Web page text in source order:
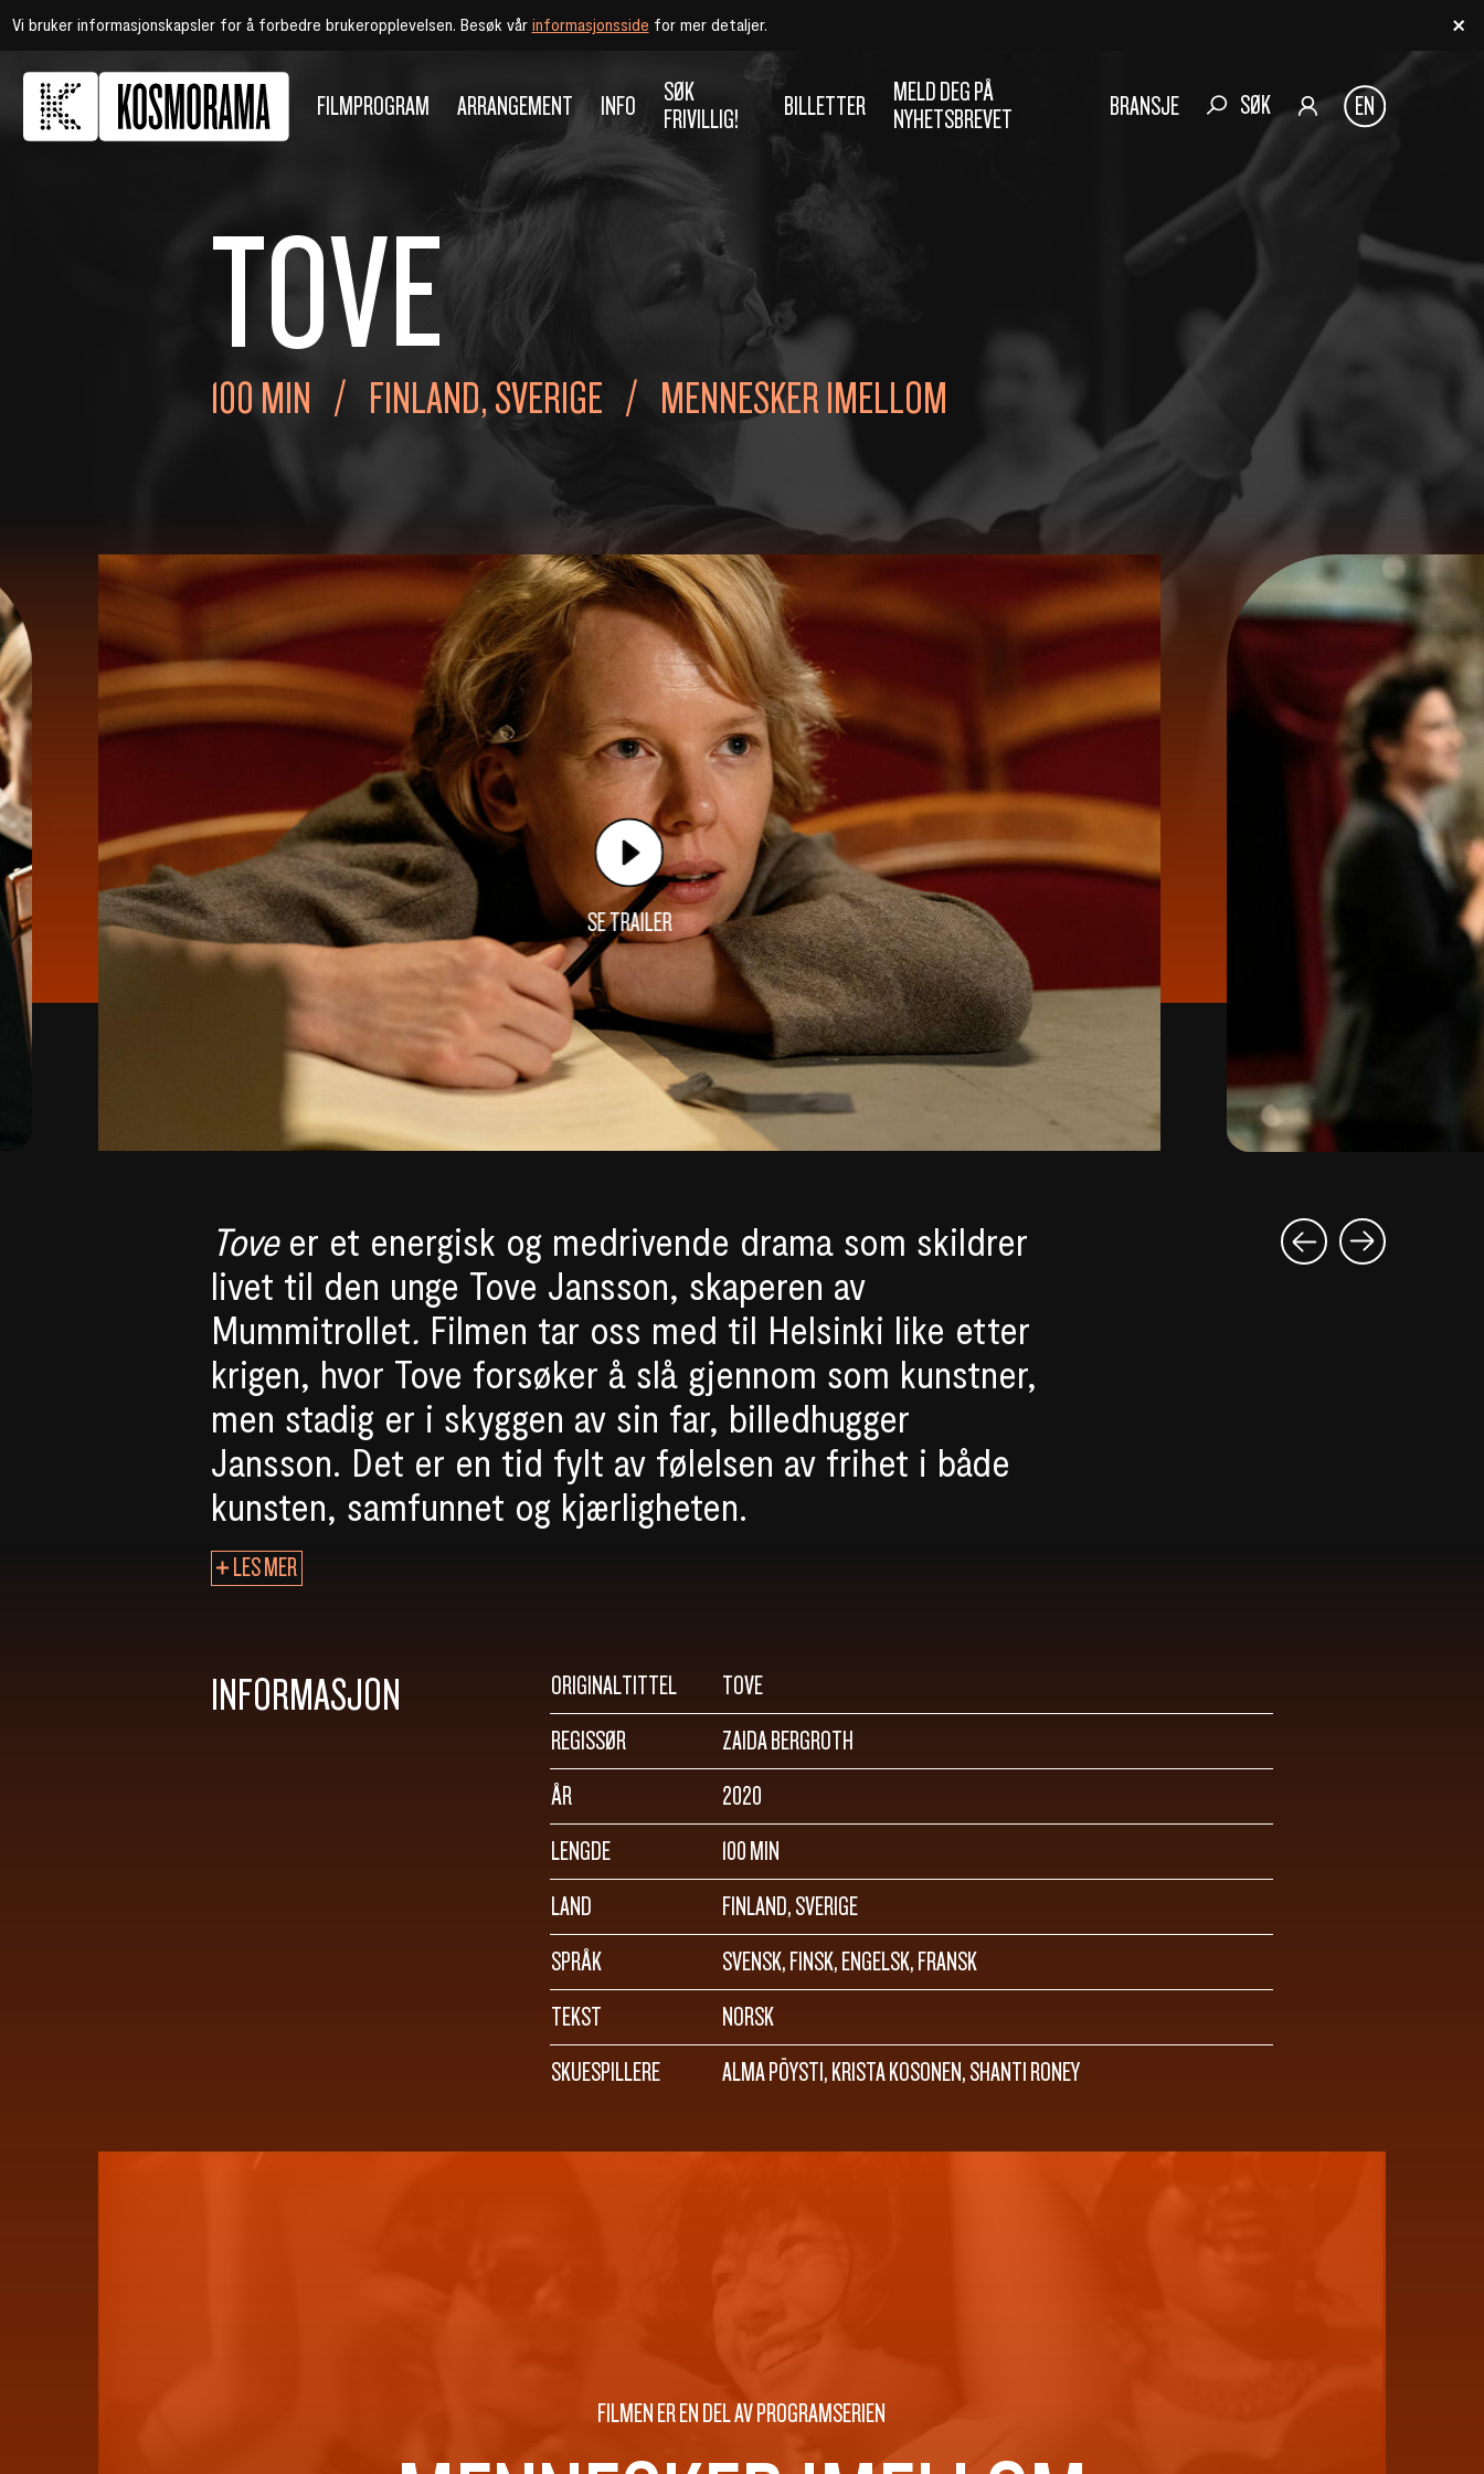
Vi bruker informasjonskapsler for å forbedre brukeropplevelsen. Besøk vår informasjonsside for mer detaljer.
FILMPROGRAM ARRANGEMENT INFO
SØK
FRIVILLIG!
BILLETTER
MELD DEG PÅ
NYHETSBREVET
BRANSJE SØK EN
TOVE
100 MIN FINLAND, SVERIGE MENNESKER IMELLOM
SE TRAILER
Tove er et energisk og medrivende drama som skildrer
livet til den unge Tove Jansson, skaperen av
Mummitrollet. Filmen tar oss med til Helsinki like etter
krigen, hvor Tove forsøker å slå gjennom som kunstner,
men stadig er i skyggen av sin far, billedhugger
Jansson. Det er en tid fylt av følelsen av frihet i både
kunsten, samfunnet og kjærligheten.
LES MER
INFORMASJON ORIGINALTITTEL
TOVE
REGISSØR
ZAIDA BERGROTH
ÅR
2020
LENGDE
100 MIN
LAND
FINLAND, SVERIGE
SPRÅK
SVENSK, FINSK, ENGELSK, FRANSK
TEKST
NORSK
SKUESPILLERE
ALMA PÖYSTI, KRISTA KOSONEN, SHANTI RONEY
FILMEN ER EN DEL AV PROGRAMSERIEN